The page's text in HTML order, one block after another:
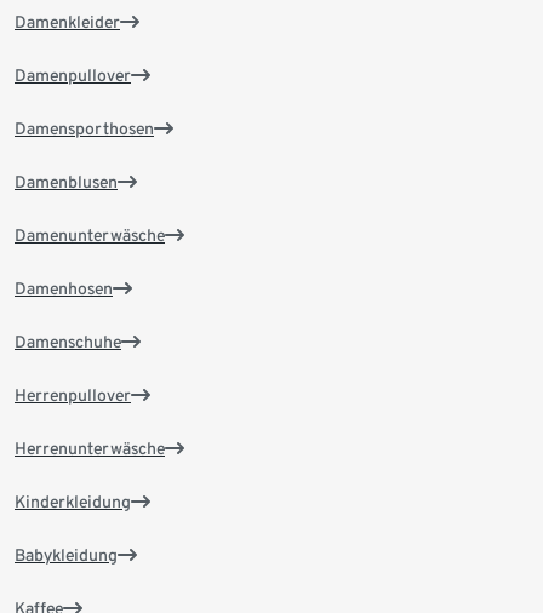
Damenkleider
Damenpullover
Damensporthosen
Damenblusen
Damenunterwäsche
Damenhosen
Damenschuhe
Herrenpullover
Herrenunterwäsche
Kinderkleidung
Babykleidung
Kaffee